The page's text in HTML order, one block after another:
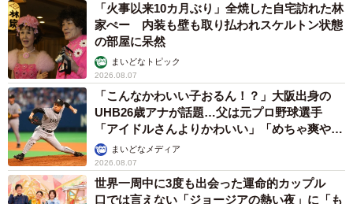
「火事以来10カ月ぶり」全焼した自宅訪れた林
家ぺー 内装も壁も取り払われスケルトン状態
の部屋に呆然
まいどなトピック
2026.08.07
「こんなかわいい子おるん！？」大阪出身の
UHB26歳アナが話題…父は元プロ野球選手
「アイドルさんよりかわいい」「めちゃ爽や
か」まいどなメディア
2026.08.07
世界一周中に3度も出会った運命的カップル
口では言えない「ジョージアの熱い夜」に「も